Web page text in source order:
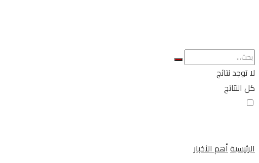
لا توجد نتائج
كل النتائج
الرئيسيةأهم الأخبار